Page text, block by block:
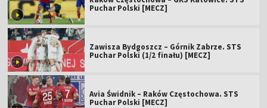
Puchar Polski [MECZ]
Zawisza Bydgoszcz – Górnik Zabrze. STS
Puchar Polski (1/2 finału) [MECZ]
Avia Świdnik – Raków Częstochowa. STS
Puchar Polski [MECZ]